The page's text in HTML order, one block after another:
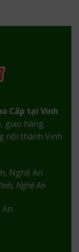
Cấp tại Vinh
giao hàng
nội thành Vinh
Nghệ An
Nghệ An